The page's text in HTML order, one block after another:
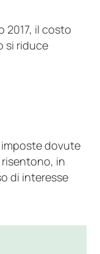
2017, il costo
si riduce
dovute
in
di interesse